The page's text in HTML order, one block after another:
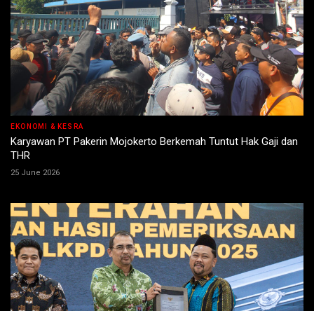
EKONOMI & KESRA
Karyawan PT Pakerin Mojokerto Berkemah Tuntut Hak Gaji dan
THR
25 June 2026